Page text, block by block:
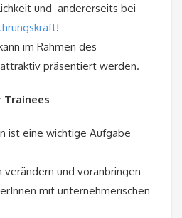
und andererseits bei
!
im Rahmen des
präsentiert werden.
ist eine wichtige Aufgabe
und voranbringen
mit unternehmerischen